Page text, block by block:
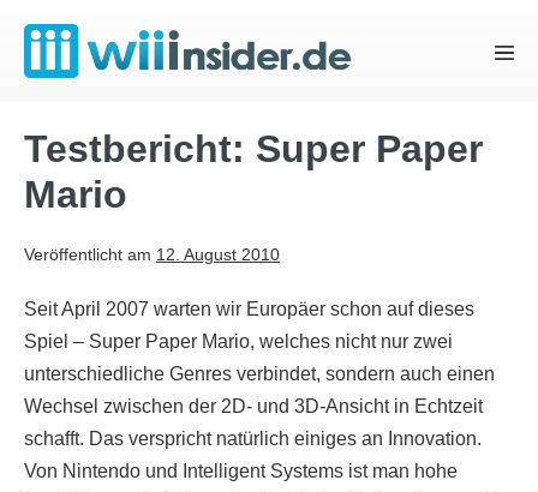
Inhalt
springen
Testbericht: Super Paper
Mario
Veröffentlicht am 12. August 2010
Seit April 2007 warten wir Europäer schon auf dieses
Spiel – Super Paper Mario, welches nicht nur zwei
unterschiedliche Genres verbindet, sondern auch einen
Wechsel zwischen der 2D- und 3D-Ansicht in Echtzeit
schafft. Das verspricht natürlich einiges an Innovation.
Von Nintendo und Intelligent Systems ist man hohe